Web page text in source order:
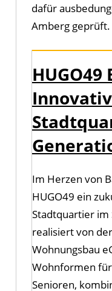
dafür
Amberg geprüft.
Im Herzen von
HUGO49 ein
Stadtquartier im
realisiert von
Wohnungsbau
Wohnformen für
Senioren,